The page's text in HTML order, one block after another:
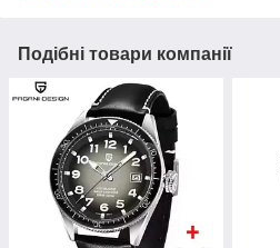
Подібні товари компанії